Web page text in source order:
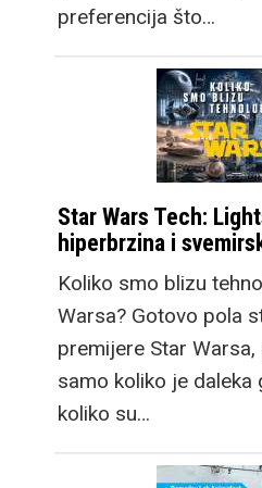
preferencija što…
Star Wars Tech:
hiperbrzina i
Koliko smo blizu
Warsa? Gotovo pola
premijere Star
samo koliko je daleka
koliko su…